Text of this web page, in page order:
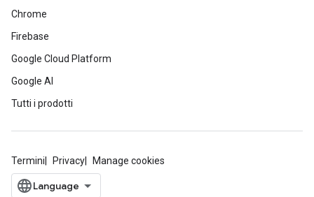
Chrome
Firebase
Google Cloud Platform
Google AI
Tutti i prodotti
Termini Privacy Manage cookies